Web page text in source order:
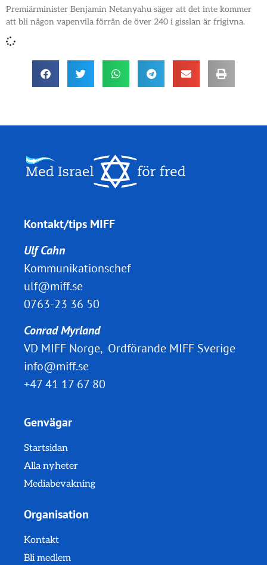
Premiärminister Benjamin Netanyahu säger att det inte kommer
att bli någon vapenvila förrän de över 240 i gisslan är frigivna.
Kontakt/tips MIFF
Ulf Cahn
Kommunikationschef
ulf@miff.se
0763-23 36 50
Conrad Myrland
VD MIFF Norge, Ordförande MIFF Sverige
info@miff.se
+47 41 17 67 80
Genvägar
Startsidan
Alla nyheter
Mediabevakning
Organisation
Kontakt
Bli medlem